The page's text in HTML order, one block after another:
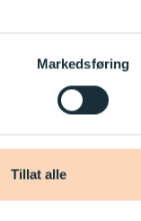
Markedsføring
Tillat alle